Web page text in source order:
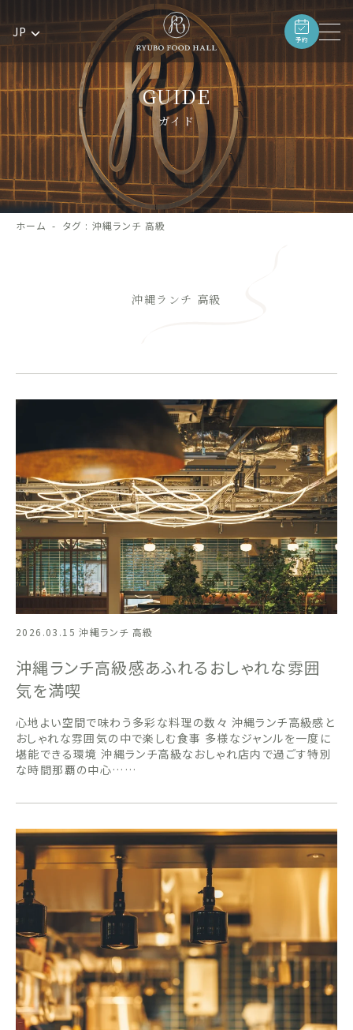
JP
予約
GUIDE
ガイド
ホーム タグ : 沖縄ランチ 高級
沖縄ランチ 高級
2026.03.15 沖縄ランチ 高級
沖縄ランチ高級感あふれるおしゃれな雰囲
気を満喫
心地よい空間で味わう多彩な料理の数々 沖縄ランチ高級感と
おしゃれな雰囲気の中で楽しむ食事 多様なジャンルを一度に
堪能できる環境 沖縄ランチ高級なおしゃれ店内で過ごす特別
な時間那覇の中心……